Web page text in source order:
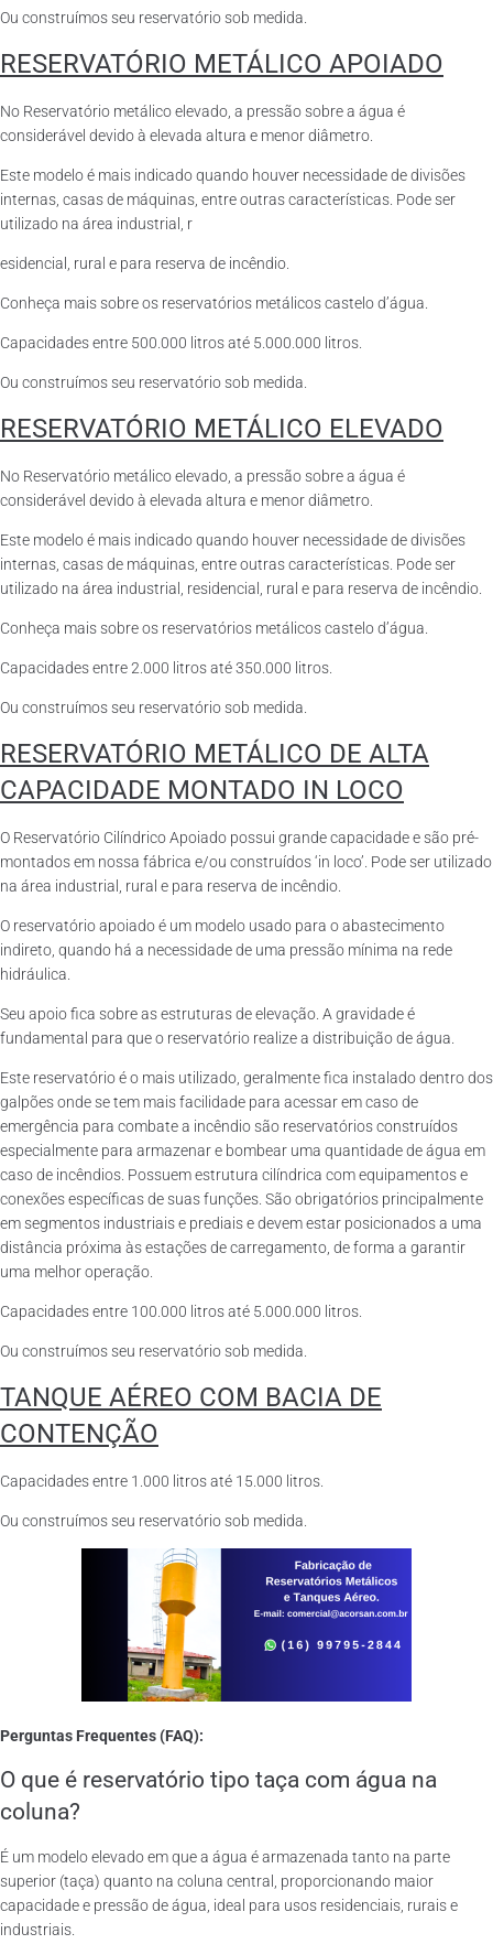
Ou construímos seu reservatório sob medida.
RESERVATÓRIO METÁLICO APOIADO
No Reservatório metálico elevado, a pressão sobre a água é
considerável devido à elevada altura e menor diâmetro.
Este modelo é mais indicado quando houver necessidade de divisões
internas, casas de máquinas, entre outras características. Pode ser
utilizado na área industrial, r
esidencial, rural e para reserva de incêndio.
Conheça mais sobre os reservatórios metálicos castelo d’água.
Capacidades entre 500.000 litros até 5.000.000 litros.
Ou construímos seu reservatório sob medida.
RESERVATÓRIO METÁLICO ELEVADO
No Reservatório metálico elevado, a pressão sobre a água é
considerável devido à elevada altura e menor diâmetro.
Este modelo é mais indicado quando houver necessidade de divisões
internas, casas de máquinas, entre outras características. Pode ser
utilizado na área industrial, residencial, rural e para reserva de incêndio.
Conheça mais sobre os reservatórios metálicos castelo d’água.
Capacidades entre 2.000 litros até 350.000 litros.
Ou construímos seu reservatório sob medida.
RESERVATÓRIO METÁLICO DE ALTA
CAPACIDADE MONTADO IN LOCO
O Reservatório Cilíndrico Apoiado possui grande capacidade e são pré-
montados em nossa fábrica e/ou construídos ‘in loco’. Pode ser utilizado
na área industrial, rural e para reserva de incêndio.
O reservatório apoiado é um modelo usado para o abastecimento
indireto, quando há a necessidade de uma pressão mínima na rede
hidráulica.
Seu apoio fica sobre as estruturas de elevação. A gravidade é
fundamental para que o reservatório realize a distribuição de água.
Este reservatório é o mais utilizado, geralmente fica instalado dentro dos
galpões onde se tem mais facilidade para acessar em caso de
emergência para combate a incêndio são reservatórios construídos
especialmente para armazenar e bombear uma quantidade de água em
caso de incêndios. Possuem estrutura cilíndrica com equipamentos e
conexões específicas de suas funções. São obrigatórios principalmente
em segmentos industriais e prediais e devem estar posicionados a uma
distância próxima às estações de carregamento, de forma a garantir
uma melhor operação.
Capacidades entre 100.000 litros até 5.000.000 litros.
Ou construímos seu reservatório sob medida.
TANQUE AÉREO COM BACIA DE
CONTENÇÃO
Capacidades entre 1.000 litros até 15.000 litros.
Ou construímos seu reservatório sob medida.
Perguntas Frequentes (FAQ):
O que é reservatório tipo taça com água na
coluna?
É um modelo elevado em que a água é armazenada tanto na parte
superior (taça) quanto na coluna central, proporcionando maior
capacidade e pressão de água, ideal para usos residenciais, rurais e
industriais.